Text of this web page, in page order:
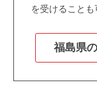
を受けることも
福島県